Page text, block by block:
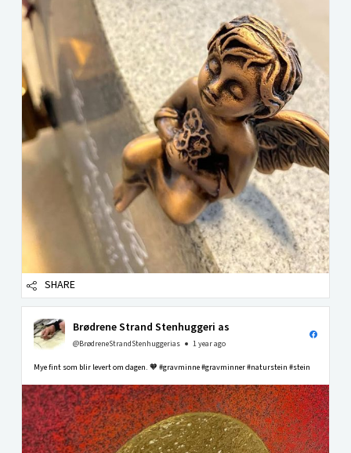
SHARE
Brødrene Strand Stenhuggeri as
@BrødreneStrandStenhuggerias 1 year ago
Mye fint som blir levert om dagen. 🧡 #gravminne #gravminner #naturstein #stein